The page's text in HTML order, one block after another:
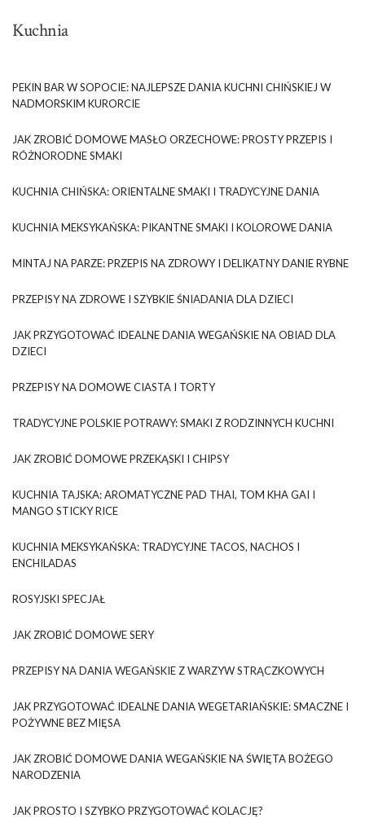
Kuchnia
PEKIN BAR W SOPOCIE: NAJLEPSZE DANIA KUCHNI CHIŃSKIEJ W
NADMORSKIM KURORCIE
JAK ZROBIĆ DOMOWE MASŁO ORZECHOWE: PROSTY PRZEPIS I
RÓŻNORODNE SMAKI
KUCHNIA CHIŃSKA: ORIENTALNE SMAKI I TRADYCYJNE DANIA
KUCHNIA MEKSYKAŃSKA: PIKANTNE SMAKI I KOLOROWE DANIA
MINTAJ NA PARZE: PRZEPIS NA ZDROWY I DELIKATNY DANIE RYBNE
PRZEPISY NA ZDROWE I SZYBKIE ŚNIADANIA DLA DZIECI
JAK PRZYGOTOWAĆ IDEALNE DANIA WEGAŃSKIE NA OBIAD DLA
DZIECI
PRZEPISY NA DOMOWE CIASTA I TORTY
TRADYCYJNE POLSKIE POTRAWY: SMAKI Z RODZINNYCH KUCHNI
JAK ZROBIĆ DOMOWE PRZEKĄSKI I CHIPSY
KUCHNIA TAJSKA: AROMATYCZNE PAD THAI, TOM KHA GAI I
MANGO STICKY RICE
KUCHNIA MEKSYKAŃSKA: TRADYCYJNE TACOS, NACHOS I
ENCHILADAS
ROSYJSKI SPECJAŁ
JAK ZROBIĆ DOMOWE SERY
PRZEPISY NA DANIA WEGAŃSKIE Z WARZYW STRĄCZKOWYCH
JAK PRZYGOTOWAĆ IDEALNE DANIA WEGETARIAŃSKIE: SMACZNE I
POŻYWNE BEZ MIĘSA
JAK ZROBIĆ DOMOWE DANIA WEGAŃSKIE NA ŚWIĘTA BOŻEGO
NARODZENIA
JAK PROSTO I SZYBKO PRZYGOTOWAĆ KOLACJĘ?